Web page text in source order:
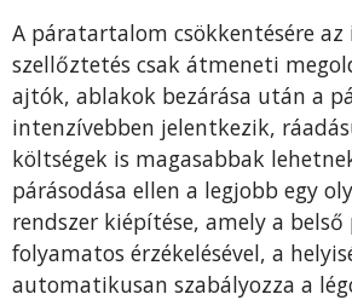
A páratartalom csökkentésére
szellőztetés csak átmeneti
ajtók, ablakok bezárása után a
intenzívebben jelentkezik,
költségek is magasabbak
párásodása ellen a legjobb egy
rendszer kiépítése, amely a
folyamatos érzékelésével, a
automatikusan szabályozza a